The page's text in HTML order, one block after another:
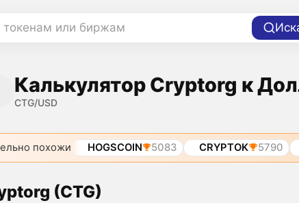
токенам или биржам
Калькулятор Cryptorg к
CTG/USD
похожи HOGSCOIN 5083 CRYPTOK 5790
(CTG)